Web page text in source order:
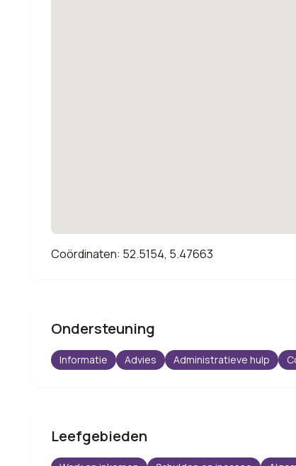
Coördinaten: 52.5154, 5.47663
Ondersteuning
Informatie Advies Administratieve hulp
Leefgebieden